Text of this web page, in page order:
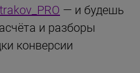
— и будешь
и разборы
конверсии